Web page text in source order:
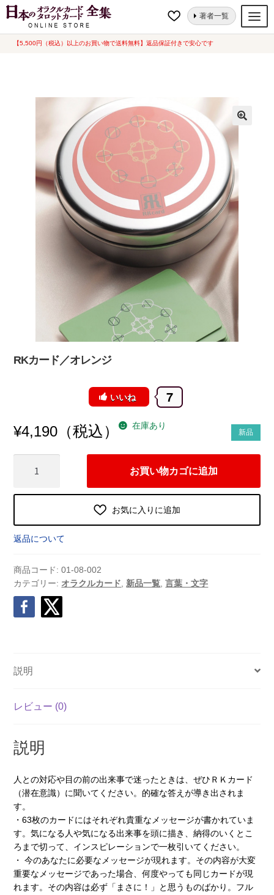
【5,500円（税込）以上のお買い物で送料無料】返品保証付きで安心です
ナ
コ
著者一覧
オラクルカード
ルノルマンカード
新品一覧
中古一覧
カード関連グッズ
ホーム オラクルカード 言葉・文字 RKカード／オレンジ
RKカード／オレンジ
いいね 7
新品
¥4,190 （税込） 在庫あり
ー
／
オ
ン
ジ
個
お買い物カゴに追加
お気に入りに追加
返品について
商品コード:01-08-002
カテゴリー: オラクルカード 新品一覧 ,言葉・文字
説明
レビュー (0)
説明
人との対応や目の前の出来事で迷ったときは、ぜひＲＫカード
（潜在意識）に聞いてください。的確な答えが導き出されま
す。
・63枚のカードにはそれぞれ貴重なメッセージが書かれていま
す。気になる人や気になる出来事を頭に描き、納得のいくとこ
ろまで切って、インスピレーションで一枚引いてください。
・ 今のあなたに必要なメッセージが現れます。その内容が大変
重要なメッセージであった場合、何度やっても同じカードが現
れます。その内容は必ず「まさに！」と思うものばかり。フル